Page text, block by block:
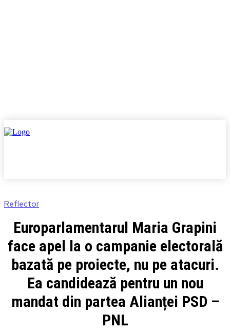
Reflector
Europarlamentarul Maria Grapini
face apel la o campanie electorală
bazată pe proiecte, nu pe atacuri.
Ea candidează pentru un nou
mandat din partea Alianței PSD –
PNL